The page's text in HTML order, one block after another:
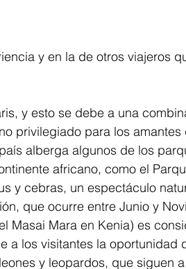
y en la de otros viajeros
y esto se debe a una
privilegiado para los amantes
alberga algunos de los
africano, como el
y cebras, un espectáculo
que ocurre entre Junio y
Masai Mara en Kenia) es
a los visitantes la oportunidad
y leopardos, que siguen